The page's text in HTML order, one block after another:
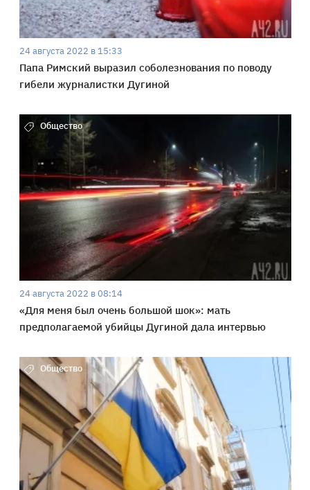
24 августа 2022 в 15:33
Папа Римский выразил соболезнования по поводу
гибели журналистки Дугиной
Общество
24 августа 2022 в 08:14
«Для меня был очень большой шок»: мать
предполагаемой убийцы Дугиной дала интервью
Общество